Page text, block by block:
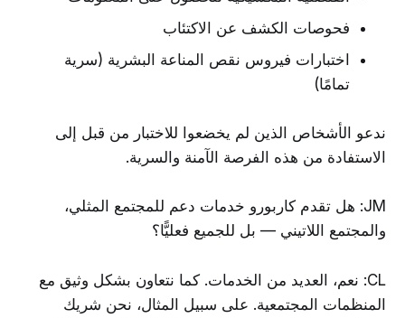
فحوصات الكشف عن الاكتئاب
اختبارات فيروس نقص المناعة البشرية (سرية
تمامًا)
ندعو الأشخاص الذين لم يخضعوا للاختبار من قبل إلى
الاستفادة من هذه الفرصة الآمنة والسرية.
JM: هل تقدم كاربورو خدمات دعم للمجتمع المثلي،
والمجتمع اللاتيني — بل للجميع فعليًّا؟
CL: نعم، العديد من الخدمات. كما نتعاون بشكل وثيق مع
المنظمات المجتمعية. على سبيل المثال، نحن شريك